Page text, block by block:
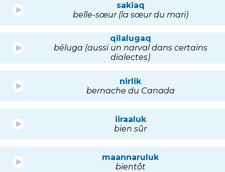
sakiaq
belle-sœur (la sœur du mari)
qilalugaq
béluga (aussi un narval dans certains
dialectes)
nirlik
bernache du Canada
iiraaluk
bien sûr
maannaruluk
bientôt